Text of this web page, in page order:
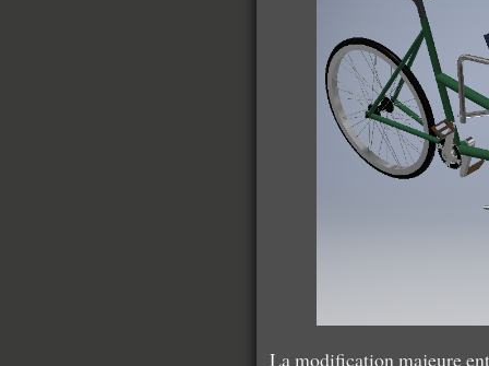
La modification majeure